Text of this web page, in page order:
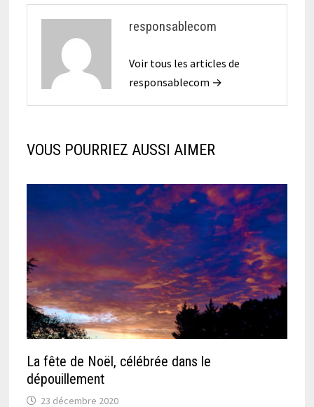
responsablecom
Voir tous les articles de
responsablecom →
VOUS POURRIEZ AUSSI AIMER
La fête de Noël, célébrée dans le
dépouillement
23 décembre 2020